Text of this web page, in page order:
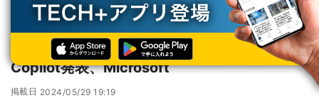
TECH+ 企業IT
開発/エンジニア
メッセージングアプリ「Telegram」向けCopilot発表、Microsoft
メッセージングアプリ「Telegram」向け
Copilot発表、Microsoft
掲載日 2024/05/29 19:19